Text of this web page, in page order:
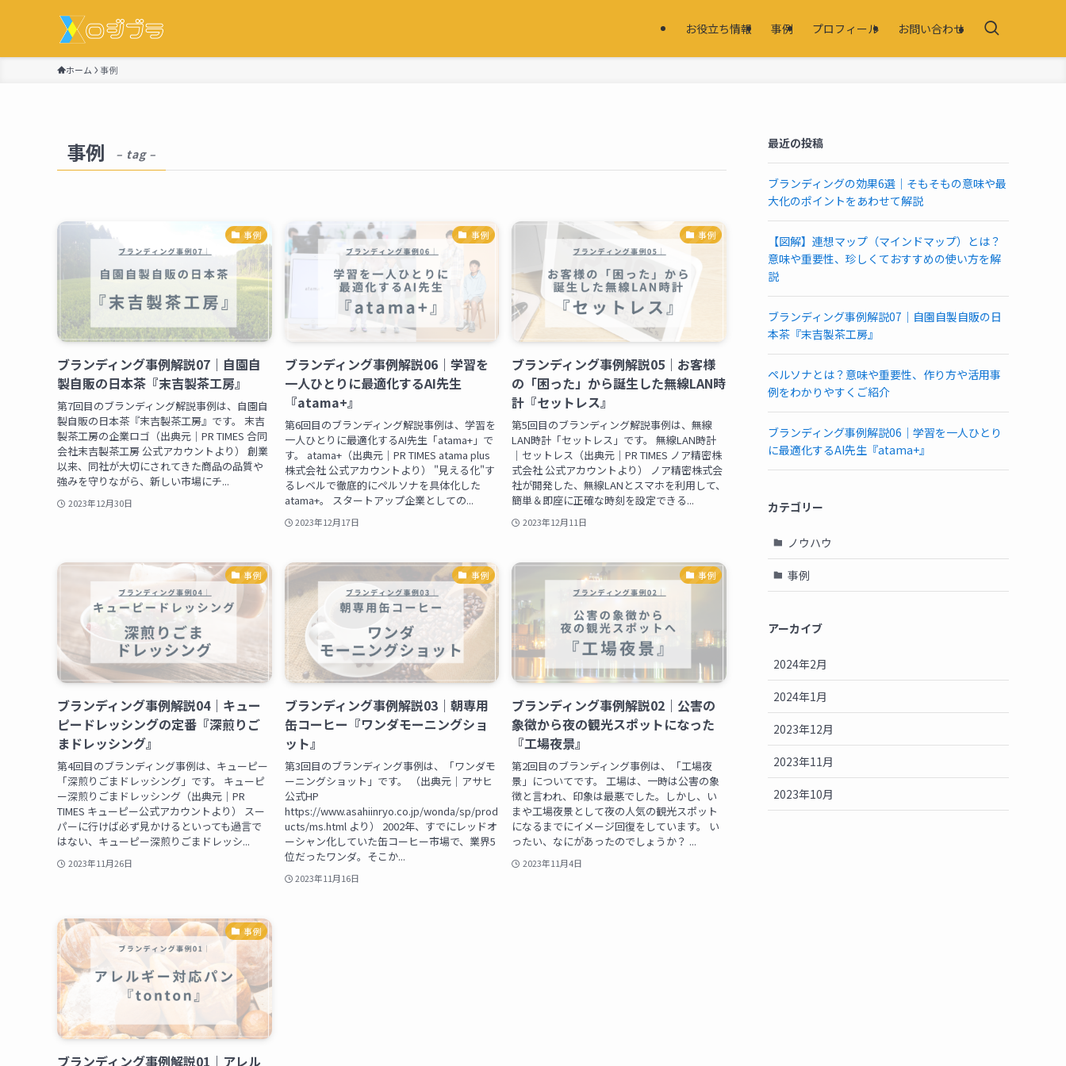
お役立ち情報 事例 プロフィール お問い合わせ
ホーム 事例
事例 – tag –
事例
ブランディング事例解説07｜自園自
製自販の日本茶『末吉製茶工房』
第7回目のブランディング解説事例は、自園自
製自販の日本茶『末吉製茶工房』です。 末吉
製茶工房の企業ロゴ（出典元｜PR TIMES 合同
会社末吉製茶工房 公式アカウントより） 創業
以来、同社が大切にされてきた商品の品質や
強みを守りながら、新しい市場にチ...
2023年12月30日
事例
ブランディング事例解説06｜学習を
一人ひとりに最適化するAI先生
『atama+』
第6回目のブランディング解説事例は、学習を
一人ひとりに最適化するAI先生「atama+」で
す。 atama+（出典元｜PR TIMES atama plus
株式会社 公式アカウントより） "見える化"す
るレベルで徹底的にペルソナを具体化した
atama+。 スタートアップ企業としての...
2023年12月17日
事例
ブランディング事例解説05｜お客様
の「困った」から誕生した無線LAN時
計『セットレス』
第5回目のブランディング解説事例は、無線
LAN時計「セットレス」です。 無線LAN時計
｜セットレス（出典元｜PR TIMES ノア精密株
式会社 公式アカウントより） ノア精密株式会
社が開発した、無線LANとスマホを利用して、
簡単＆即座に正確な時刻を設定できる...
2023年12月11日
事例
ブランディング事例解説04｜キュー
ピードレッシングの定番『深煎りご
まドレッシング』
第4回目のブランディング事例は、キューピー
「深煎りごまドレッシング」です。 キューピ
ー深煎りごまドレッシング（出典元｜PR
TIMES キューピー公式アカウントより） スー
パーに行けば必ず見かけるといっても過言で
はない、キューピー深煎りごまドレッシ...
2023年11月26日
事例
ブランディング事例解説03｜朝専用
缶コーヒー『ワンダモーニングショ
ット』
第3回目のブランディング事例は、「ワンダモ
ーニングショット」です。 （出典元｜アサヒ
公式HP
https://www.asahiinryo.co.jp/wonda/sp/prod
ucts/ms.html より） 2002年、すでにレッドオ
ーシャン化していた缶コーヒー市場で、業界5
位だったワンダ。そこか...
2023年11月16日
事例
ブランディング事例解説02｜公害の
象徴から夜の観光スポットになった
『工場夜景』
第2回目のブランディング事例は、「工場夜
景」についてです。 工場は、一時は公害の象
徴と言われ、印象は最悪でした。しかし、い
まや工場夜景として夜の人気の観光スポット
になるまでにイメージ回復をしています。 い
ったい、なにがあったのでしょうか？ ...
2023年11月4日
事例
ブランディング事例解説01｜アレル
最近の投稿
ブランディングの効果6選｜そもそもの意味や最
大化のポイントをあわせて解説
【図解】連想マップ（マインドマップ）とは？
意味や重要性、珍しくておすすめの使い方を解
説
ブランディング事例解説07｜自園自製自販の日
本茶『末吉製茶工房』
ペルソナとは？意味や重要性、作り方や活用事
例をわかりやすくご紹介
ブランディング事例解説06｜学習を一人ひとり
に最適化するAI先生『atama+』
カテゴリー
ノウハウ
事例
アーカイブ
2024年2月
2024年1月
2023年12月
2023年11月
2023年10月